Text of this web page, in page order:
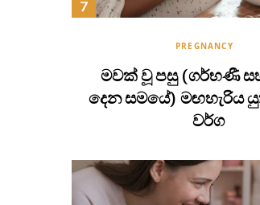
PREGNANCY
මවක් වූ පසු (ගර්භණී
දෙන සමයේ) මඟහැරිය
වර්ග